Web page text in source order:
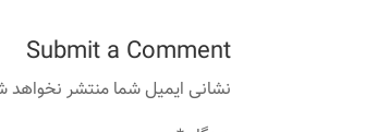
Submit a Comment
نشانی ایمیل شما منتشر نخواهد